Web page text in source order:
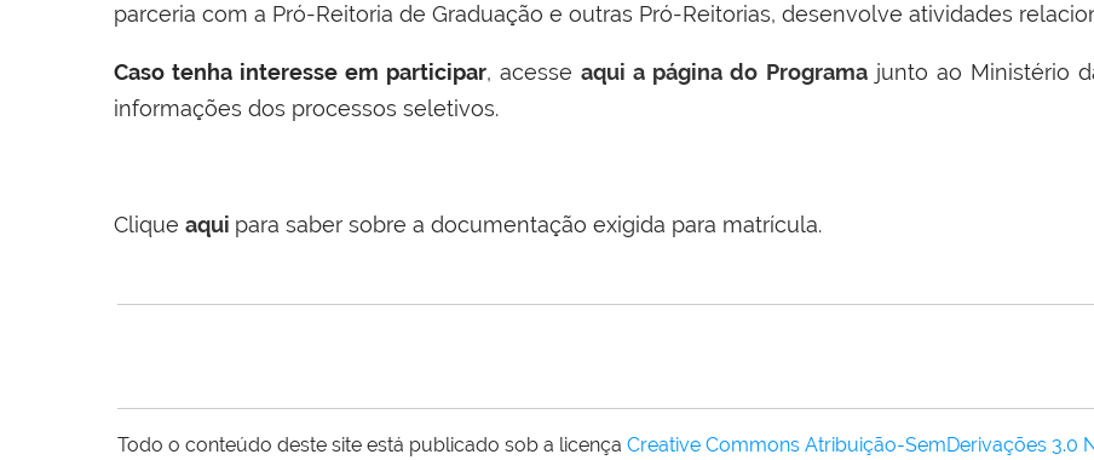
parceria com a Pró-Reitoria de Graduação e outras Pró-Reitorias, desenvolve atividades
Caso tenha interesse em participar, acesseaqui a página do Programajunto ao Ministério
informações dos processos seletivos.
Clique aqui para saber sobre a documentação exigida para matrícula.
Todo o conteúdo deste site está publicado sob a licença Creative Commons Atribuição-SemDerivações 3.0